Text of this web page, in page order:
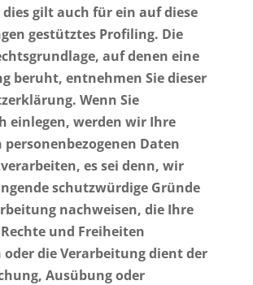
gilt auch für ein auf diese
gestütztes Profiling. Die
auf denen eine
beruht, entnehmen Sie dieser
Wenn Sie
einlegen, werden wir Ihre
Daten
es sei denn, wir
schutzwürdige Gründe
nachweisen, die Ihre
und Freiheiten
oder die Verarbeitung dient der
Ausübung oder